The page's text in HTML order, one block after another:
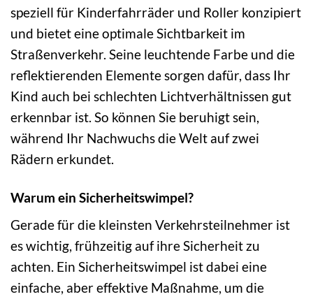
speziell für Kinderfahrräder und Roller konzipiert
und bietet eine optimale Sichtbarkeit im
Straßenverkehr. Seine leuchtende Farbe und die
reflektierenden Elemente sorgen dafür, dass Ihr
Kind auch bei schlechten Lichtverhältnissen gut
erkennbar ist. So können Sie beruhigt sein,
während Ihr Nachwuchs die Welt auf zwei
Rädern erkundet.
Warum ein Sicherheitswimpel?
Gerade für die kleinsten Verkehrsteilnehmer ist
es wichtig, frühzeitig auf ihre Sicherheit zu
achten. Ein Sicherheitswimpel ist dabei eine
einfache, aber effektive Maßnahme, um die